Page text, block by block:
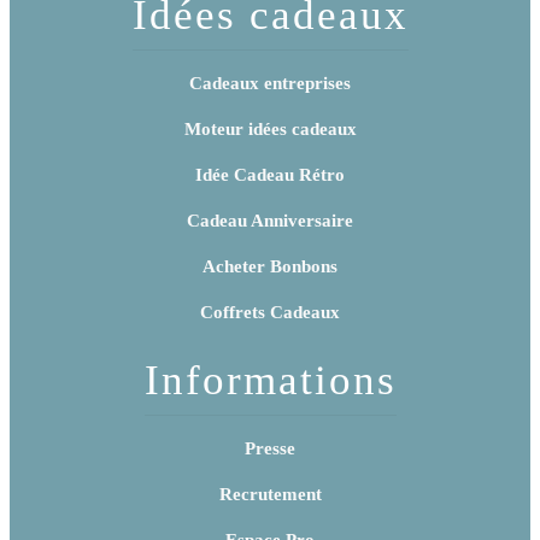
Idées cadeaux
Cadeaux entreprises
Moteur idées cadeaux
Idée Cadeau Rétro
Cadeau Anniversaire
Acheter Bonbons
Coffrets Cadeaux
Informations
Presse
Recrutement